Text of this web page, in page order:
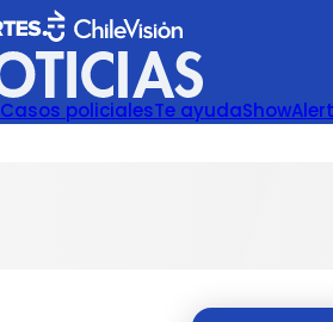
Casos policialesTe ayudaShow